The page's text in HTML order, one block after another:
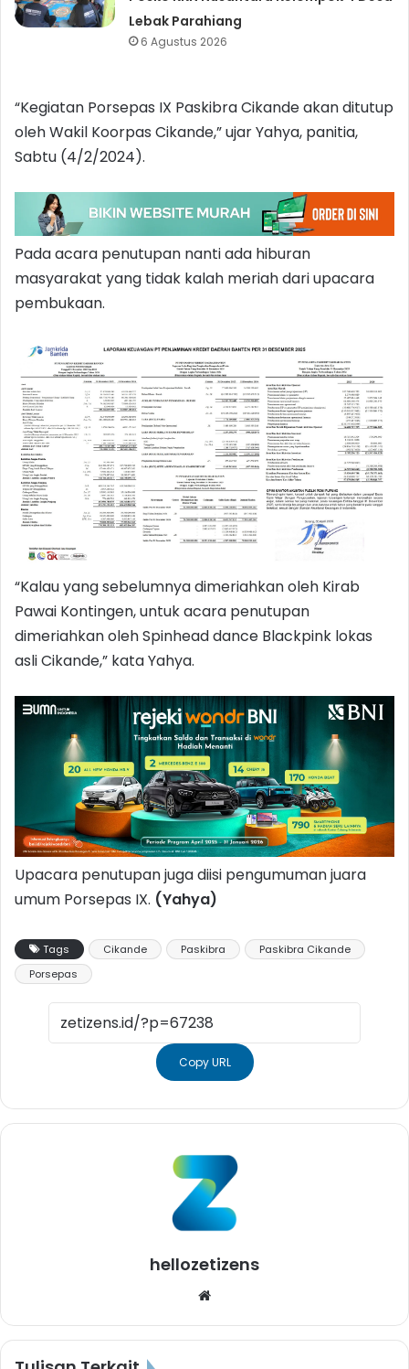
Lebak Parahiang
6 Agustus 2026
“Kegiatan Porsepas IX Paskibra Cikande akan ditutup
oleh Wakil Koorpas Cikande,” ujar Yahya, panitia,
Sabtu (4/2/2024).
Pada acara penutupan nanti ada hiburan
masyarakat yang tidak kalah meriah dari upacara
pembukaan.
“Kalau yang sebelumnya dimeriahkan oleh Kirab
Pawai Kontingen, untuk acara penutupan
dimeriahkan oleh Spinhead dance Blackpink lokas
asli Cikande,” kata Yahya.
Upacara penutupan juga diisi pengumuman juara
umum Porsepas IX. (Yahya)
Tags Cikande Paskibra
Paskibra Cikande
Porsepas
Copy URL
hellozetizens